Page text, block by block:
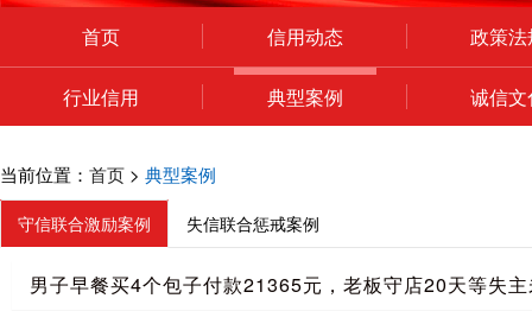
首页 信用动态 政策法
行业信用 典型案例 诚信文
当前位置： 首页 > 典型案例
守信联合激励案例 失信联合惩戒案例
男子早餐买4个包子付款21365元，老板守店20天等失